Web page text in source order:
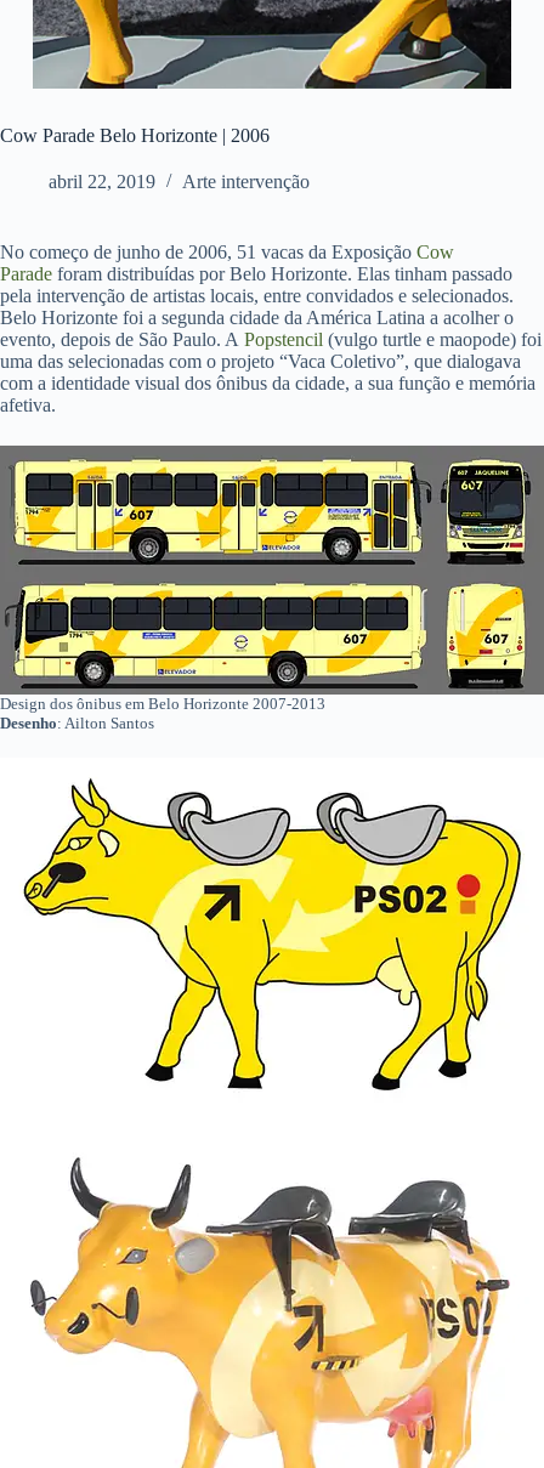
Cow Parade Belo Horizonte | 2006
abril 22, 2019 Arte intervenção
No começo de junho de 2006, 51 vacas da Exposição Cow
Parade foram distribuídas por Belo Horizonte. Elas tinham passado
pela intervenção de artistas locais, entre convidados e selecionados.
Belo Horizonte foi a segunda cidade da América Latina a acolher o
evento, depois de São Paulo. A Popstencil (vulgo turtle e maopode) foi
uma das selecionadas com o projeto “Vaca Coletivo”, que dialogava
com a identidade visual dos ônibus da cidade, a sua função e memória
afetiva.
Design dos ônibus em Belo Horizonte 2007-2013
Desenho: Ailton Santos